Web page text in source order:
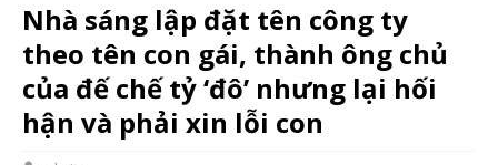
Nhà sáng lập đặt tên công ty
theo tên con gái, thành ông chủ
của đế chế tỷ ‘đô’ nhưng lại hối
hận và phải xin lỗi con